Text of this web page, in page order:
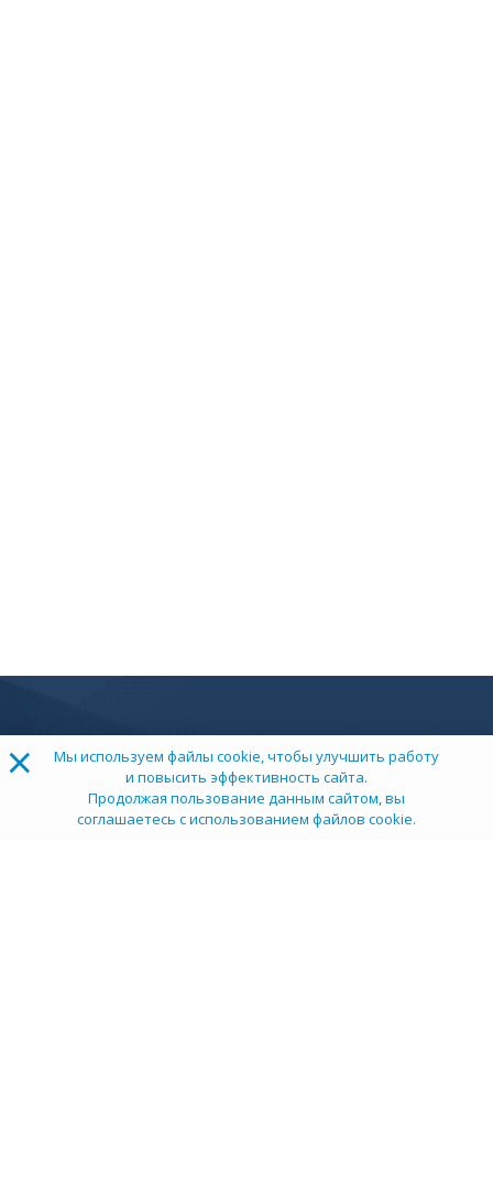
×
Мы используем файлы cookie, чтобы улучшить работу
и повысить эффективность сайта.
Продолжая пользование данным сайтом, вы
соглашаетесь с использованием файлов cookie.